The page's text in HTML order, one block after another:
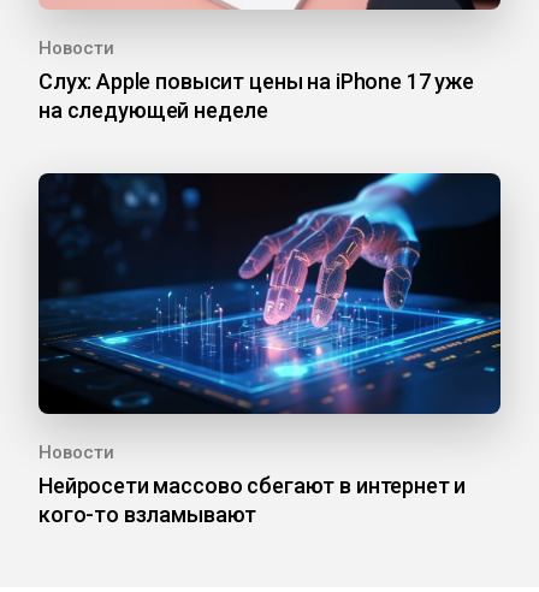
Новости
Слух: Apple повысит цены на iPhone 17 уже
на следующей неделе
Новости
Нейросети массово сбегают в интернет и
кого-то взламывают